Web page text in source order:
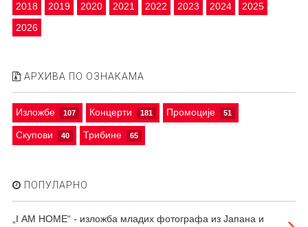
2018
2019 2020 2021 2022 2023 2024
2025
2026
АРХИВА ПО ОЗНАКАМА
Изложбе 107 Концерти 181 Промоције 51
Скупови 40 Трибине 65
ПОПУЛАРНО
„I АМ HOME“ - изложба младих фотографа из Јапана и